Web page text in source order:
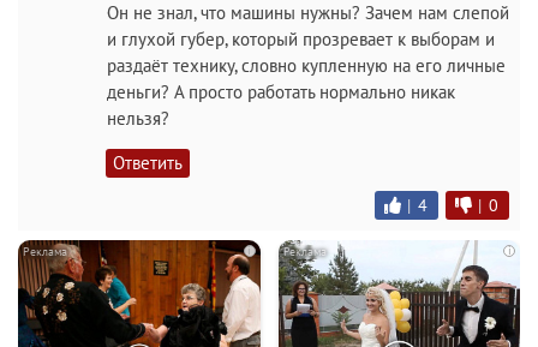
Он не знал, что машины нужны? Зачем нам слепой
и глухой губер, который прозревает к выборам и
раздаёт технику, словно купленную на его личные
деньги? А просто работать нормально никак
нельзя?
Ответить
| 4 | 0
i i